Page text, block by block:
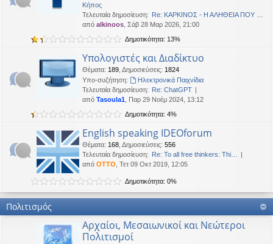
Κήπος
Τελευταία δημοσίευση: Re: ΚΑΡΚΙΝΟΣ - Η ΑΛΗΘΕΙΑ ΠΟΥ …
από alkinoos , Σάβ 28 Μαρ 2026, 21:00
Δημοτικότητα: 13%
Υπολογιστές και Διαδίκτυο
Θέματα: 189 Δημοσιεύσεις: 1824
Υπο-συζήτηση:
Ηλεκτρονικά Παιχνίδια
Τελευταία δημοσίευση: Re: ChatGPT
από Tasoula1 , Παρ 29 Νοέμ 2024, 13:12
Δημοτικότητα: 4%
English speaking IDEOforum
Θέματα: 168 Δημοσιεύσεις: 556
Τελευταία δημοσίευση: Re: To all free thinkers: Thi…
από OTTO , Τετ 09 Οκτ 2019, 12:05
Δημοτικότητα: 0%
Πολιτισμός
Αρχαίοι, Μεσαιωνικοί και Νεώτεροι
Πολιτισμοί